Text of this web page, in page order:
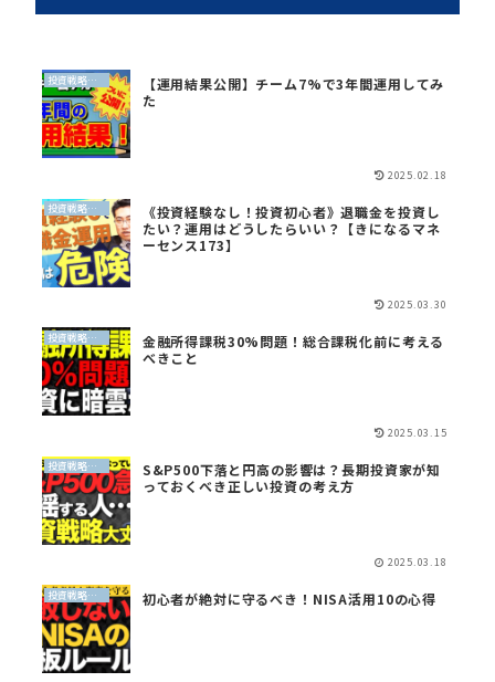
投資戦略（全世界投資）
【運用結果公開】チーム7%で3年間運用してみ
た
2025.02.18
投資戦略（全世界投資）
《投資経験なし！投資初心者》退職金を投資し
たい？運用はどうしたらいい？【きになるマネ
ーセンス173】
2025.03.30
投資戦略（全世界投資）
金融所得課税30%問題！総合課税化前に考える
べきこと
2025.03.15
投資戦略（全世界投資）
S&P500下落と円高の影響は？長期投資家が知
っておくべき正しい投資の考え方
2025.03.18
投資戦略（全世界投資） 初心者が絶対に守るべき！NISA活用10の心得